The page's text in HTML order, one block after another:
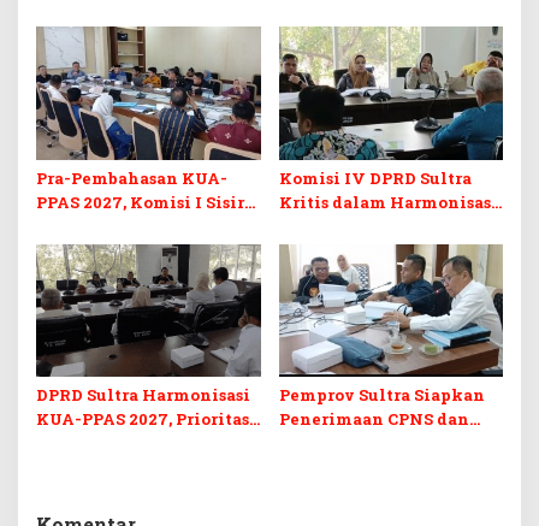
di Sultra
Ikuti Lomba Bola Gotong
Pra-Pembahasan KUA-
PPAS 2027, Komisi I Sisir
Berkelanjutan
Komisi IV DPRD Sultra
Kritis dalam Harmonisasi
Perubahan APBD 2026
DPRD Sultra Harmonisasi
KUA-PPAS 2027, Prioritas
Pemprov Sultra Siapkan
Penerimaan CPNS dan